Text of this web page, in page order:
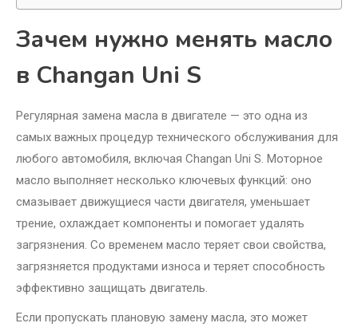
Зачем нужно менять масло
в Changan Uni S
Регулярная замена масла в двигателе — это одна из
самых важных процедур технического обслуживания для
любого автомобиля, включая Changan Uni S. Моторное
масло выполняет несколько ключевых функций: оно
смазывает движущиеся части двигателя, уменьшает
трение, охлаждает компоненты и помогает удалять
загрязнения. Со временем масло теряет свои свойства,
загрязняется продуктами износа и теряет способность
эффективно защищать двигатель.
Если пропускать плановую замену масла, это может